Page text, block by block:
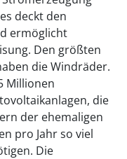
deckt den
ermöglicht
Den größten
die Windräder.
Millionen
die
der ehemaligen
pro Jahr so viel
Die